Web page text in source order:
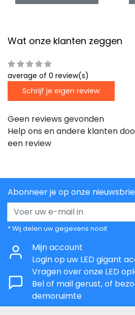
Wat onze klanten zeggen
average of 0 review(s)
Schrijf je eigen review
Geen reviews gevonden
Help ons en andere klanten
een review
Abonneer je op onze
* Wij delen uw gegevens nooit
Mijn account
Login op uw LED gigant
Vragen over onze LED
Bel of mail gerust, of
demoruimte